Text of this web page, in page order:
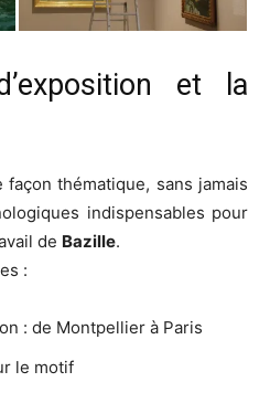
et la
façon thématique, sans jamais
indispensables pour
de Bazille.
:
: de Montpellier à Paris
le motif